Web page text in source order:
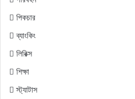
পিকচার
ব্যাংকিং
লিরিক্স
শিক্ষা
স্ট্যাটাস